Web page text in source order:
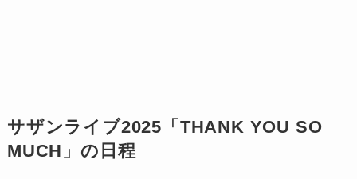
サザンライブ2025 「THANK YOU SO
MUCH」の日程